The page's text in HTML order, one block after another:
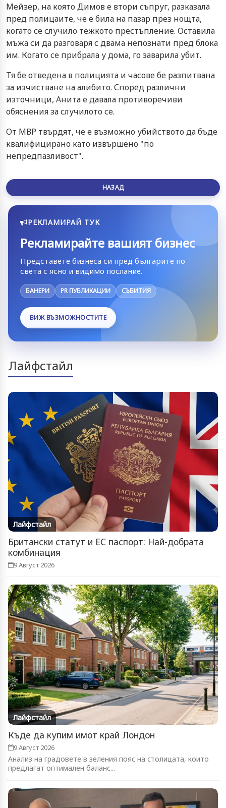
Мейзер, на която Димов е втори съпруг, разказала
пред полицаите, че е била на пазар през нощта,
когато се случило тежкото престъпление. Оставила
мъжа си да разговаря с двама непознати пред блока
им. Когато се прибрала у дома, го заварила убит.
Тя бе отведена в полицията и часове бе разпитвана
за изчистване на алибито. Според различни
източници, Анита е давала противоречиви
обяснения за случилото се.
От МВР твърдят, че е възможно убийството да бъде
квалифицирано като извършено "по
непредпазливост".
НАЗАД
РЕКЛАМИРАЙ ТУК
Рекламирайте вашият бизнес
Представете бизнеса си пред българите по
света с ясно и видимо послание.
БАНЕРИ PR ПУБЛИКАЦИИ СЪБИТИЯ
ВИЖ ВЪЗМОЖНОСТИТЕ
Лайфстайл
Лайфстайл
Британски статут и ЕС паспорт: Най-добрата
комбинация
9 Август 2026
Лайфстайл
Къде да купим имот край Лондон
9 Август 2026
Анализ на градовете в зеления пояс на столицата, които
предлагат оптимален баланс...